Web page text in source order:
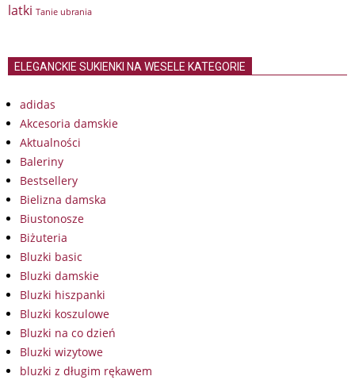
latki Tanie ubrania
ELEGANCKIE SUKIENKI NA WESELE KATEGORIE
adidas
Akcesoria damskie
Aktualności
Baleriny
Bestsellery
Bielizna damska
Biustonosze
Biżuteria
Bluzki basic
Bluzki damskie
Bluzki hiszpanki
Bluzki koszulowe
Bluzki na co dzień
Bluzki wizytowe
bluzki z długim rękawem